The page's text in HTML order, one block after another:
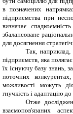
в позначених
підприємства при
визначає
збалансоване
для досягнення
Так,
підприємств, яка
їх існуючу базу знань,
поточних
можливості можуть
гнучкість і адаптацію до
Отже
взаємопов'язаних